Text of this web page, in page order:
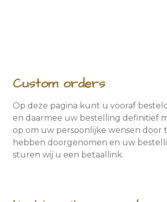
Custom orders
Op deze pagina kunt u vooraf
en daarmee uw bestelling definitief
op om uw persoonlijke wensen door
hebben doorgenomen en uw
sturen wij u een betaallink.